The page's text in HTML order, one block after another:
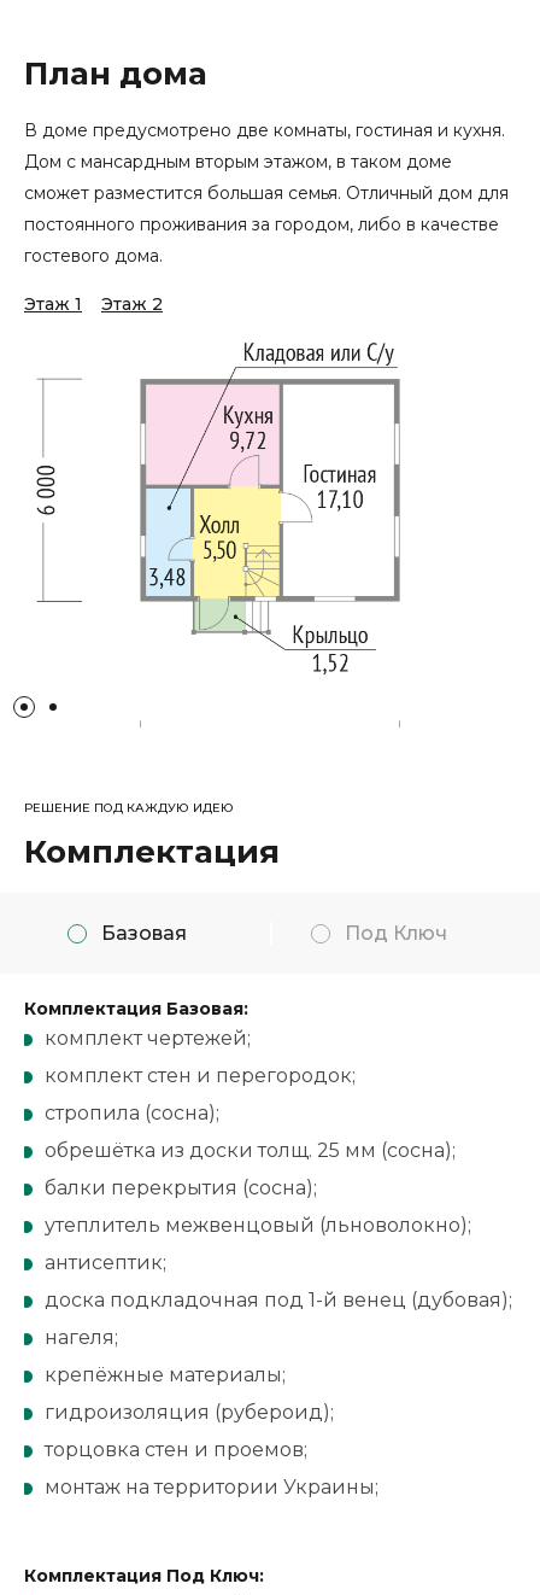
План дома
В доме предусмотрено две комнаты, гостиная и кухня.
Дом с мансардным вторым этажом, в таком доме
сможет разместится большая семья. Отличный дом для
постоянного проживания за городом, либо в качестве
гостевого дома.
Этаж 1 Этаж 2
РЕШЕНИЕ ПОД КАЖДУЮ ИДЕЮ
Комплектация
Базовая Под Ключ
Комплектация Базовая:
комплект чертежей;
комплект стен и перегородок;
стропила (сосна);
обрешётка из доски толщ. 25 мм (сосна);
балки перекрытия (сосна);
утеплитель межвенцовый (льноволокно);
антисептик;
доска подкладочная под 1-й венец (дубовая);
нагеля;
крепёжные материалы;
гидроизоляция (рубероид);
торцовка стен и проемов;
монтаж на территории Украины;
Комплектация Под Ключ: